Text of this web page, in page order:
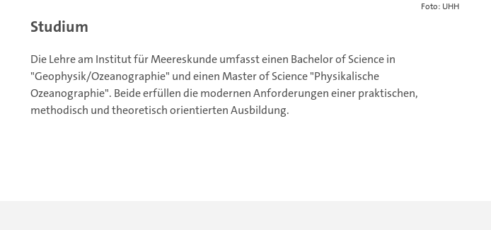
Foto: UHH
Studium
Die Lehre am Institut für Meereskunde umfasst einen Bachelor of Science in
"Geophysik/Ozeanographie" und einen Master of Science "Physikalische
Ozeanographie". Beide erfüllen die modernen Anforderungen einer praktischen,
methodisch und theoretisch orientierten Ausbildung.